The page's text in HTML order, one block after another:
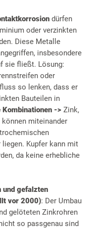
dürfen
oder verzinkten
Diese Metalle
insbesondere
sie fließt. Lösung:
oder
so lenken, dass er
Bauteilen in
Kombinationen -> Zink,
miteinander
liegen. Kupfer kann mit
da keine erhebliche
und gefalzten
vor 2000): Der Umbau
gelöteten Zinkrohren
so passgenau sind